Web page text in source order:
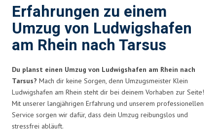
Erfahrungen zu einem
Umzug von Ludwigshafen
am Rhein nach Tarsus
Du planst einen Umzug von Ludwigshafen am Rhein nach
Tarsus? Mach dir keine Sorgen, denn Umzugsmeister Klein
Ludwigshafen am Rhein steht dir bei deinem Vorhaben zur Seite!
Mit unserer langjährigen Erfahrung und unserem professionellen
Service sorgen wir dafür, dass dein Umzug reibungslos und
stressfrei abläuft.